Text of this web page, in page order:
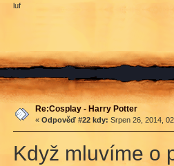
luf
Re:Cosplay - Harry Potter
« Odpověď #22 kdy: Srpen 26, 2014,
Když mluvíme o